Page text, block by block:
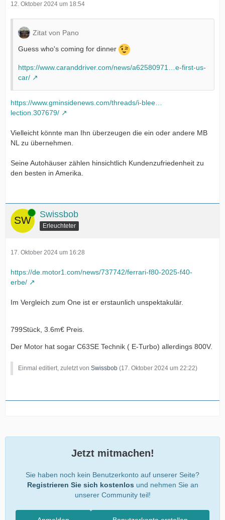
12. Oktober 2024 um 18:54
Zitat von Pano
Guess who's coming for dinner
https://www.caranddriver.com/news/a62580971…e-first-us-
car/
https://www.gminsidenews.com/threads/i-blee…
lection.307679/
Vielleicht könnte man Ihn überzeugen die ein oder andere MB
NL zu übernehmen.
Seine Autohäuser zählen hinsichtlich Kundenzufriedenheit zu
den besten in Amerika.
Online Swissbob
Erleuchteter
17. Oktober 2024 um 16:28
https://de.motor1.com/news/737742/ferrari-f80-2025-f40-
erbe/
Im Vergleich zum One ist er erstaunlich unspektakulär.
799Stück, 3.6m€ Preis.
Der Motor hat sogar C63SE Technik ( E-Turbo) allerdings 800V.
Einmal editiert, zuletzt von Swissbob (17. Oktober 2024 um 22:22)
Jetzt mitmachen!
Sie haben noch kein Benutzerkonto auf unserer Seite?
Registrieren Sie sich kostenlos und nehmen Sie an
unserer Community teil!